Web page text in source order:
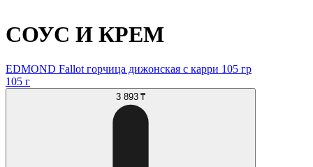
СОУС И КРЕМ
EDMOND Fallot горчица дижонская с карри 105 гр
105 г
3 893 ₸